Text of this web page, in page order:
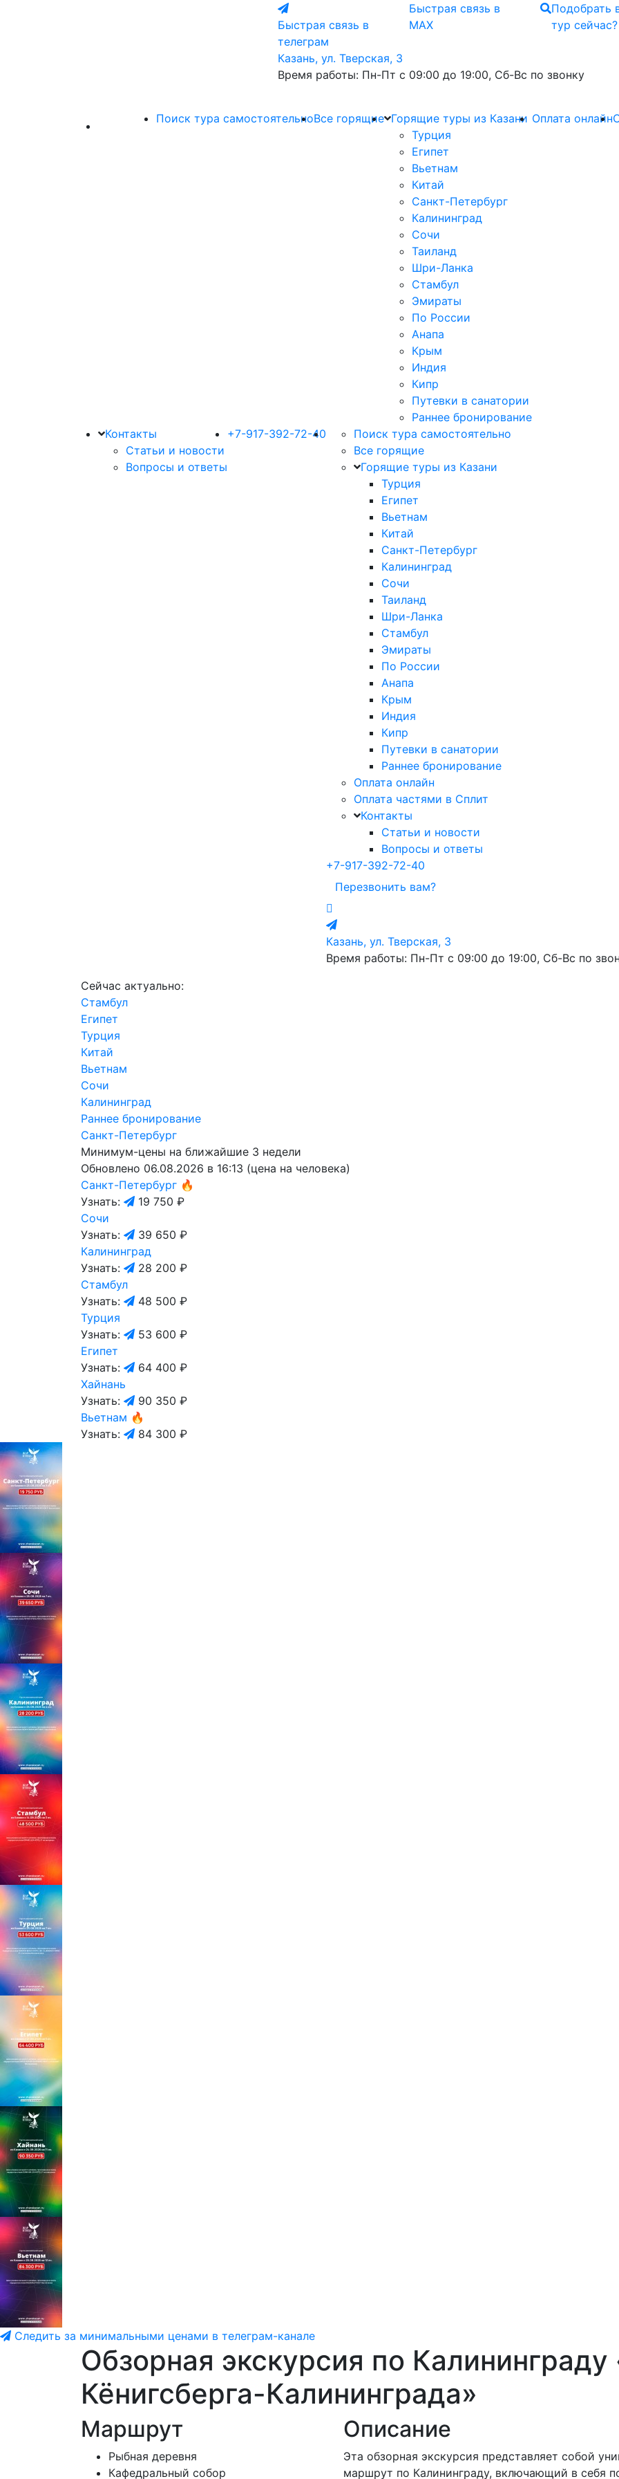
Быстрая связь в
телеграм
Быстрая связь в
MAX
Подобрать
тур сейчас?
Казань, ул. Тверская, 3
Время работы: Пн-Пт с 09:00 до 19:00, Сб-Вс по звонку
Поиск тура самостоятельноВсе горящие Горящие туры из Казани
Турция
Египет
Вьетнам
Китай
Санкт-Петербург
Калининград
Сочи
Таиланд
Шри-Ланка
Стамбул
Эмираты
По России
Анапа
Крым
Индия
Кипр
Путевки в санатории
Раннее бронирование
Оплата онлайн
Контакты
Статьи и новости
Вопросы и ответы
+7-917-392-72-40
Поиск тура самостоятельно
Все горящие
Горящие туры из Казани
Турция
Египет
Вьетнам
Китай
Санкт-Петербург
Калининград
Сочи
Таиланд
Шри-Ланка
Стамбул
Эмираты
По России
Анапа
Крым
Индия
Кипр
Путевки в санатории
Раннее бронирование
Оплата онлайн
Оплата частями в Сплит
Контакты
Статьи и новости
Вопросы и ответы
+7-917-392-72-40
Перезвонить вам?
Казань, ул. Тверская, 3
Время работы: Пн-Пт с 09:00 до 19:00, Сб-Вс по
Сейчас актуально:
Стамбул
Египет
Турция
Китай
Вьетнам
Сочи
Калининград
Раннее бронирование
Санкт-Петербург
Минимум-цены на ближайшие 3 недели
Обновлено 06.08.2026 в 16:13 (цена на человека)
Санкт-Петербург 🔥
Узнать:
19 750 ₽
Сочи
Узнать:
39 650 ₽
Калининград
Узнать:
28 200 ₽
Стамбул
Узнать:
48 500 ₽
Турция
Узнать:
53 600 ₽
Египет
Узнать:
64 400 ₽
Хайнань
Узнать:
90 350 ₽
Вьетнам 🔥
Узнать:
84 300 ₽
Следить за минимальными ценами в телеграм-канале
Обзорная экскурсия по
Кёнигсберга-Калининграда»
Маршрут
Рыбная деревня
Кафедральный собор
Описание
Эта обзорная экскурсия представляет собой
маршрут по Калининграду, включающий в себя